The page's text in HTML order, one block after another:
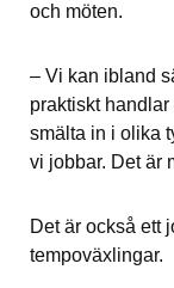
och möten.
– Vi kan ibland
praktiskt
smälta in i olika
vi jobbar. Det är
Det är också ett
tempoväxlingar.